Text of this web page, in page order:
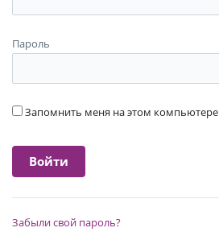
Пароль
Запомнить меня на этом компьютере
Забыли свой пароль?